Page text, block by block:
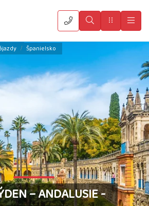
VyhledatMenu
Španielsko
– ANDALUSIE -